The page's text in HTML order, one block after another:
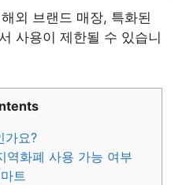
외 브랜드 매장, 특화된
사용이 제한될 수 있습니
가요?
역화폐 사용 가능 여부
트